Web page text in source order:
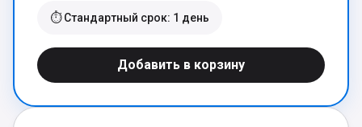
⏱️ Стандартный срок: 1 день
Добавить в корзину